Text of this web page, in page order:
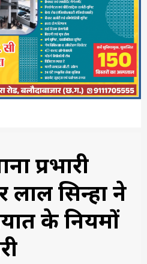
प्रभारी
लाल सिन्हा ने
के नियमों